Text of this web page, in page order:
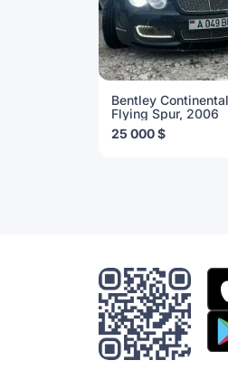
Bentley Continental
Flying Spur, 2006
25 000 $